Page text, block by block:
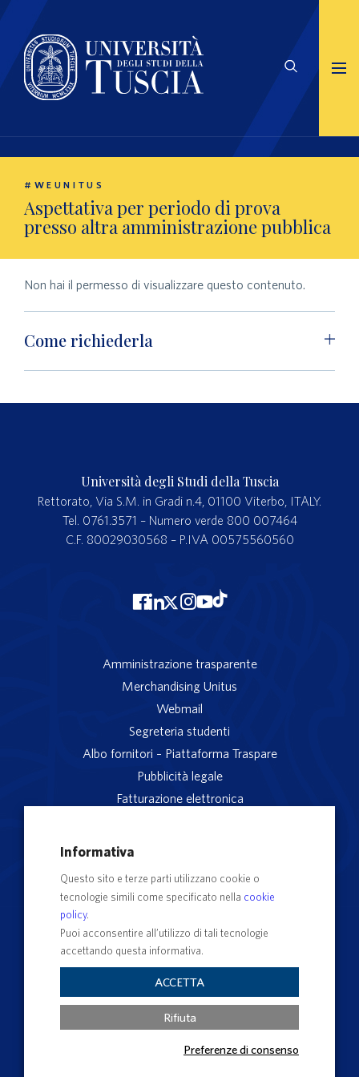
#WEUNITUS
Aspettativa per periodo di prova
presso altra amministrazione pubblica
Non hai il permesso di visualizzare questo contenuto.
Come richiederla
Università degli Studi della Tuscia
Rettorato, Via S.M. in Gradi n.4, 01100 Viterbo, ITALY.
Tel. 0761.3571 – Numero verde 800 007464
C.F. 80029030568 – P.IVA 00575560560
Amministrazione trasparente
Merchandising Unitus
Webmail
Segreteria studenti
Albo fornitori – Piattaforma Traspare
Pubblicità legale
Fatturazione elettronica
Servizio reclami
Sedi e Poli
Contatti e PEC
Albo Ufficiale di Ateneo
Impostazioni dei cookie
Informativa
Questo sito e terze parti utilizzano cookie o
tecnologie simili come specificato nella cookie
policy.
Puoi acconsentire all’utilizzo di tali tecnologie
accettando questa informativa.
ACCETTA
Rifiuta
Preferenze di consenso